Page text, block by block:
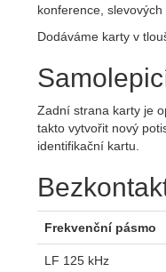
konference, slevových
Dodáváme karty v
Zadní strana karty je
takto vytvořit nový
identifikační kartu.
Frekvenční pásmo
LF 125 kHz